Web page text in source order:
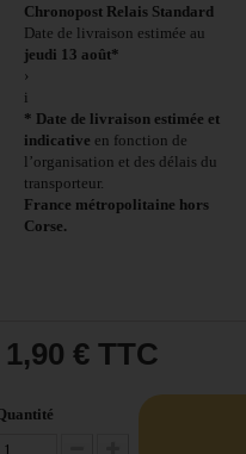
Chronopost Relais Standard
Date de livraison estimée au
jeudi 13 août*
›
i
* Date de livraison estimée et
indicative en fonction de
l’organisation et des délais du
transporteur.
France métropolitaine hors
Corse.
1,90 € TTC